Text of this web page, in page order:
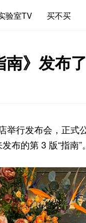
验室TV 买不买
》发布
举行发布会，正式
布的第 3 版“指南”。